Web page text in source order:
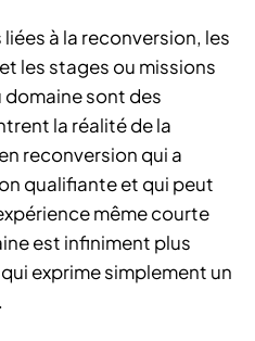
à la reconversion, les
les stages ou missions
domaine sont des
la réalité de la
reconversion qui a
qualifiante et qui peut
même courte
est infiniment plus
exprime simplement un